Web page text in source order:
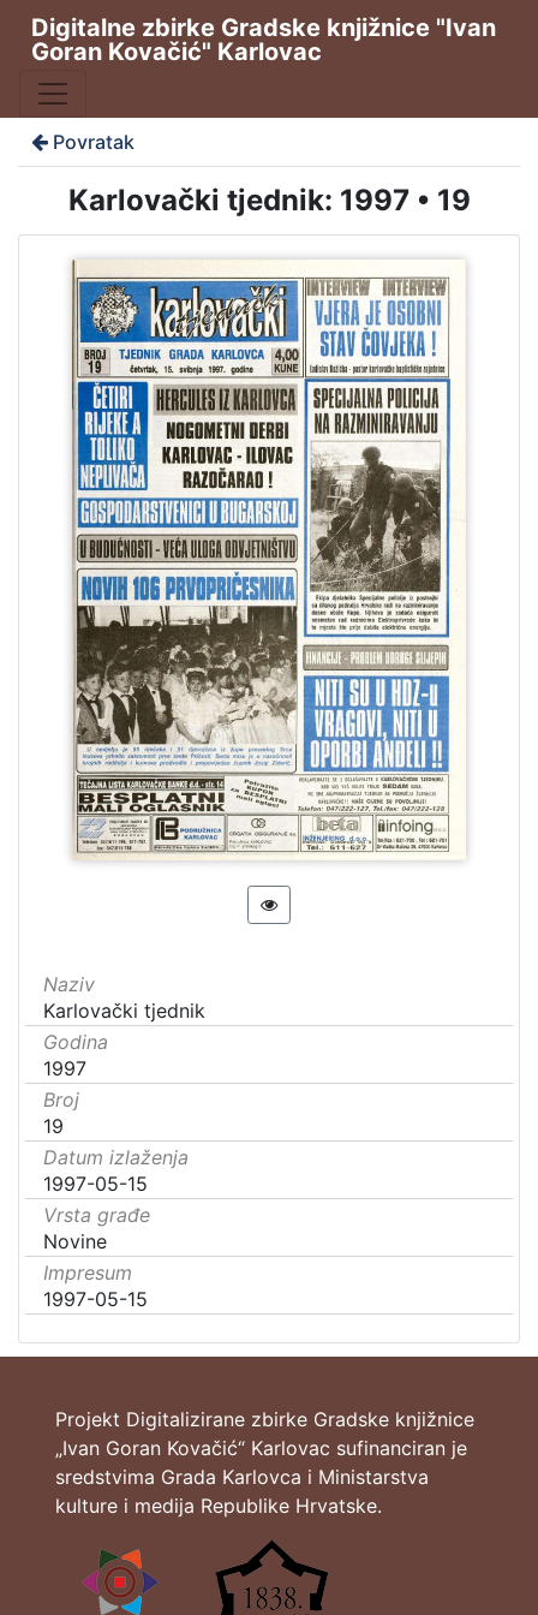
Digitalne zbirke Gradske knjižnice "Ivan
Goran Kovačić" Karlovac
Povratak
Karlovački tjednik: 1997 • 19
Naziv
Karlovački tjednik
Godina
1997
Broj
19
Datum izlaženja
1997-05-15
Vrsta građe
Novine
Impresum
1997-05-15
Projekt Digitalizirane zbirke Gradske knjižnice
„Ivan Goran Kovačić“ Karlovac sufinanciran je
sredstvima Grada Karlovca i Ministarstva
kulture i medija Republike Hrvatske.